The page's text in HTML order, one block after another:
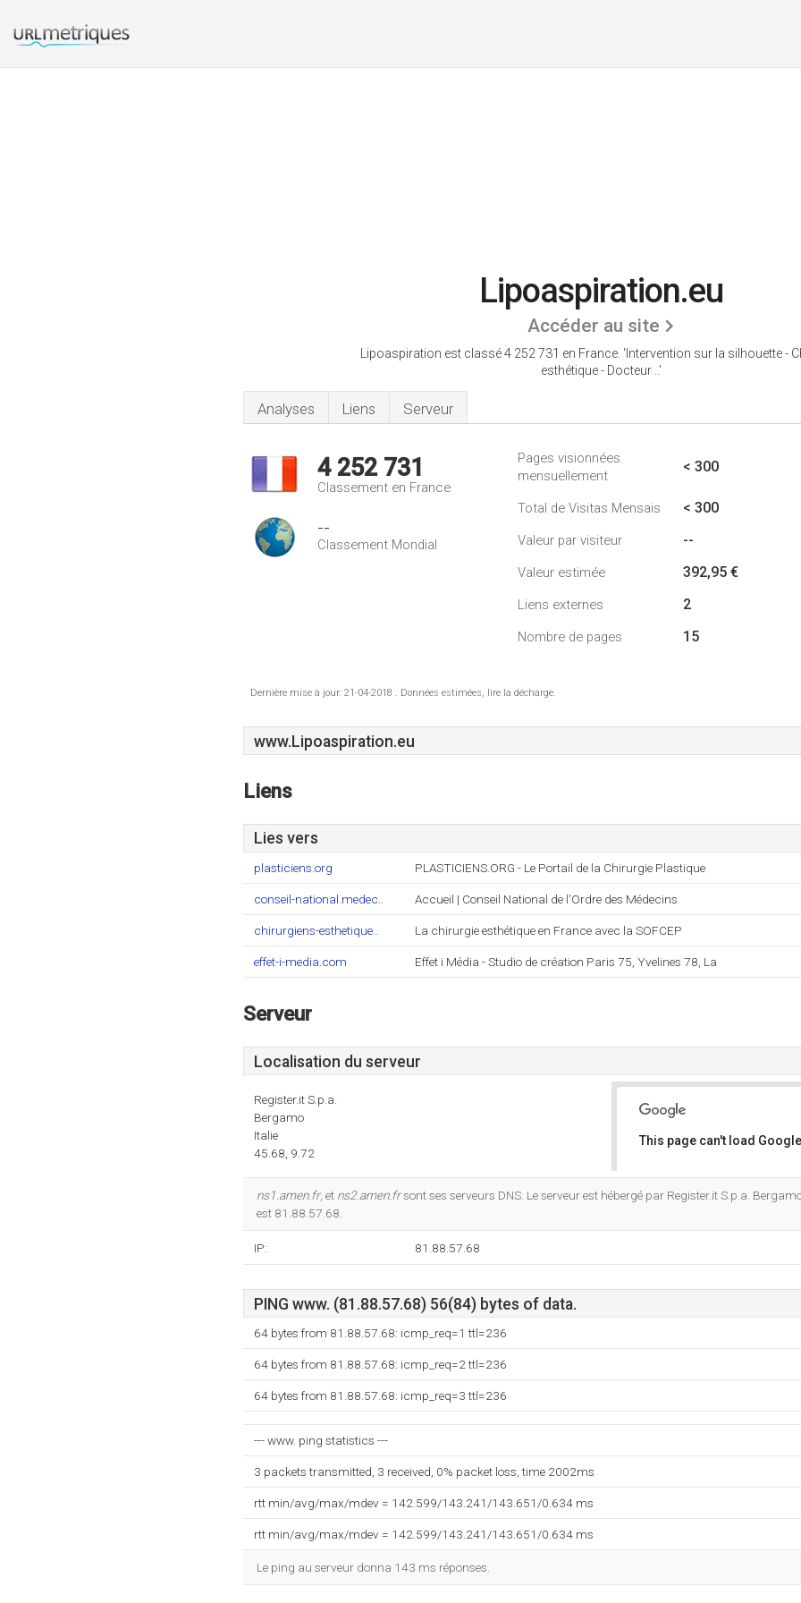
Lipoaspiration.eu
Accéder au site
Lipoaspiration est classé 4 252 731 en France. 'Intervention sur la silhouette -
esthétique - Docteur ..'
Analyses Liens Serveur
4 252 731
Classement en France
--
Classement Mondial
Pages visionnées
mensuellement
< 300
Total de Visitas Mensais < 300
Valeur par visiteur --
Valeur estimée 392,95 €
Liens externes 2
Nombre de pages 15
Dernière mise à jour: 21-04-2018 . Données estimées, lire la décharge.
www.Lipoaspiration.eu
Liens
Lies vers
plasticiens.org PLASTICIENS.ORG - Le Portail de la Chirurgie Plastique
conseil-national.medec.. Accueil | Conseil National de l'Ordre des Médecins
chirurgiens-esthetique.. La chirurgie esthétique en France avec la SOFCEP
effet-i-media.com Effet i Média - Studio de création Paris 75, Yvelines 78, La
Serveur
Localisation du serveur
Register.it S.p.a.
Bergamo
Italie
45.68, 9.72
This page can't load
ns1.amen.fr, et ns2.amen.frsont ses serveurs DNS. Le serveur est hébergé par Register.it S.p.a.
est 81.88.57.68.
IP: 81.88.57.68
PING www. (81.88.57.68) 56(84) bytes of data.
64 bytes from 81.88.57.68: icmp_req=1 ttl=236
64 bytes from 81.88.57.68: icmp_req=2 ttl=236
64 bytes from 81.88.57.68: icmp_req=3 ttl=236
--- www. ping statistics ---
3 packets transmitted, 3 received, 0% packet loss, time 2002ms
rtt min/avg/max/mdev = 142.599/143.241/143.651/0.634 ms
rtt min/avg/max/mdev = 142.599/143.241/143.651/0.634 ms
Le ping au serveur donna 143 ms réponses.